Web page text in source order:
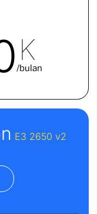
K
/bulan
E3 2650 v2